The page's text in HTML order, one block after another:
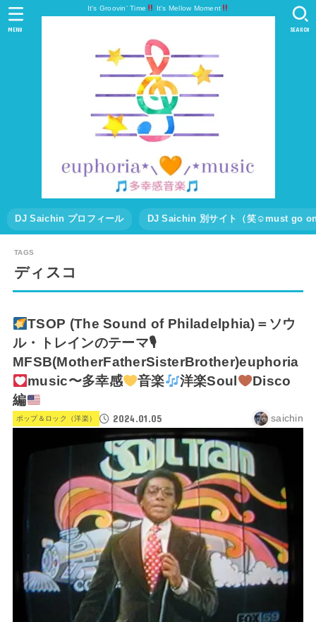
It's Groovin' Time It's Mellow Moment
DJ Saichin プロフィール DJ Saichin 別サイト（笑☺must go
SEARCH
MENU
ディスコ
TSOP (The Sound of Philadelphia)＝ソウ
ル・トレインのテーマ🎙
MFSB(MotherFatherSisterBrother)euphoria
music〜多幸感
音楽 洋楽Soul
Disco
編
ポップ＆ロック（洋楽） 2024.01.05 saichin